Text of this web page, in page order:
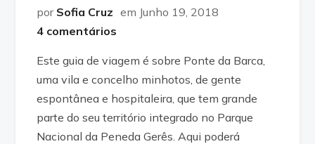
por Sofia Cruz em Junho 19, 2018
4 comentários
Este guia de viagem é sobre Ponte da Barca,
uma vila e concelho minhotos, de gente
espontânea e hospitaleira, que tem grande
parte do seu território integrado no Parque
Nacional da Peneda Gerês. Aqui poderá